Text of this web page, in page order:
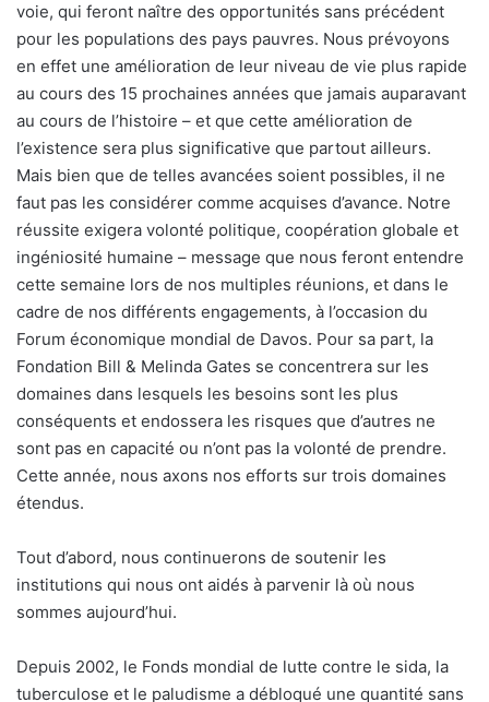
voie, qui feront naître des opportunités sans précédent
pour les populations des pays pauvres. Nous prévoyons
en effet une amélioration de leur niveau de vie plus rapide
au cours des 15 prochaines années que jamais auparavant
au cours de l’histoire – et que cette amélioration de
l’existence sera plus significative que partout ailleurs.
Mais bien que de telles avancées soient possibles, il ne
faut pas les considérer comme acquises d’avance. Notre
réussite exigera volonté politique, coopération globale et
ingéniosité humaine – message que nous feront entendre
cette semaine lors de nos multiples réunions, et dans le
cadre de nos différents engagements, à l’occasion du
Forum économique mondial de Davos. Pour sa part, la
Fondation Bill & Melinda Gates se concentrera sur les
domaines dans lesquels les besoins sont les plus
conséquents et endossera les risques que d’autres ne
sont pas en capacité ou n’ont pas la volonté de prendre.
Cette année, nous axons nos efforts sur trois domaines
étendus.
Tout d’abord, nous continuerons de soutenir les
institutions qui nous ont aidés à parvenir là où nous
sommes aujourd’hui.
Depuis 2002, le Fonds mondial de lutte contre le sida, la
tuberculose et le paludisme a débloqué une quantité sans